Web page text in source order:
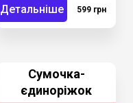
Детальніше 599 грн
Сумочка-
єдиноріжок